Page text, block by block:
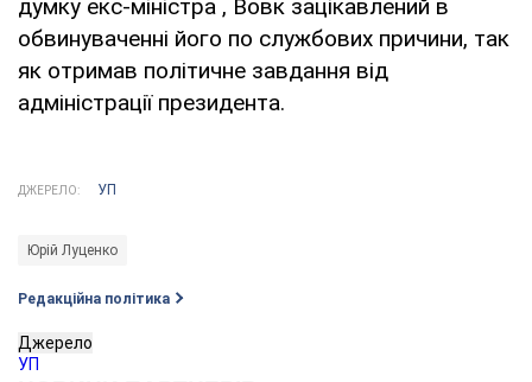
думку екс-міністра , Вовк зацікавлений в
обвинуваченні його по службових причини, так
як отримав політичне завдання від
адміністрації президента.
ДЖЕРЕЛО: УП
Юрій Луценко
Редакційна політика
Джерело
УП